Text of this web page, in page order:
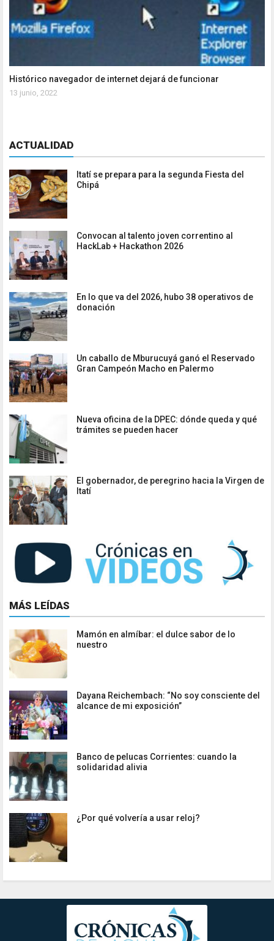
Histórico navegador de internet dejará de funcionar
13 junio, 2022
ACTUALIDAD
Itatí se prepara para la segunda Fiesta del
Chipá
Convocan al talento joven correntino al
HackLab + Hackathon 2026
En lo que va del 2026, hubo 38 operativos de
donación
Un caballo de Mburucuyá ganó el Reservado
Gran Campeón Macho en Palermo
Nueva oficina de la DPEC: dónde queda y qué
trámites se pueden hacer
El gobernador, de peregrino hacia la Virgen de
Itatí
MÁS LEÍDAS
Mamón en almíbar: el dulce sabor de lo
nuestro
Dayana Reichembach: “No soy consciente del
alcance de mi exposición”
Banco de pelucas Corrientes: cuando la
solidaridad alivia
¿Por qué volvería a usar reloj?